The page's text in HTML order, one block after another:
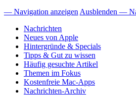
— Navigation anzeigen Ausblenden —
Nachrichten
Neues von Apple
Hintergründe & Specials
Tipps & Gut zu wissen
Häufig gesuchte Artikel
Themen im Fokus
Kostenfreie Mac-Apps
Nachrichten-Archiv